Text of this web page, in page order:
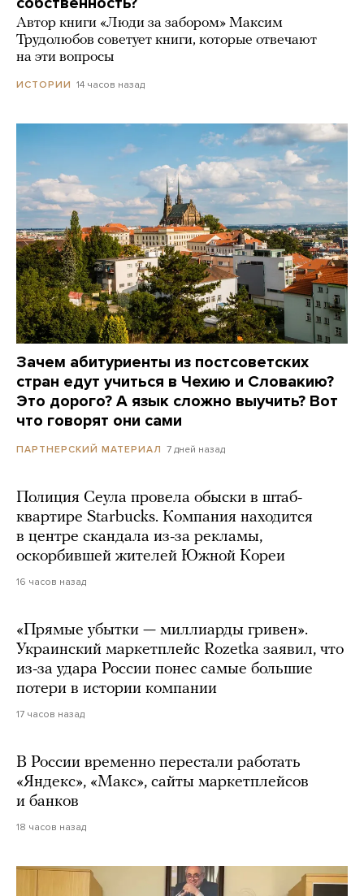
Автор книги «Люди за забором» Максим
Трудолюбов советует книги, которые отвечают
на эти вопросы
ИСТОРИИ 14 часов назад
Зачем абитуриенты из постсоветских
стран едут учиться в Чехию и Словакию?
Это дорого? А язык сложно выучить? Вот
что говорят они сами
ПАРТНЕРСКИЙ МАТЕРИАЛ 7 дней назад
Полиция Сеула провела обыски в штаб-
квартире Starbucks. Компания находится
в центре скандала из-за рекламы,
оскорбившей жителей Южной Кореи
16 часов назад
«Прямые убытки — миллиарды гривен».
Украинский маркетплейс Rozetka заявил, что
из-за удара России понес самые большие
потери в истории компании
17 часов назад
В России временно перестали работать
«Яндекс», «Макс», сайты маркетплейсов
и банков
18 часов назад